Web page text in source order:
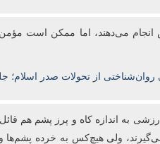
انجام میدهند، اما ممکن است
روان‌شناختی از تحولات صدر
ارزشی به اندازه کاه و پرز پشم هم
ولی هیچ‌کس به خرده پشم‌ها